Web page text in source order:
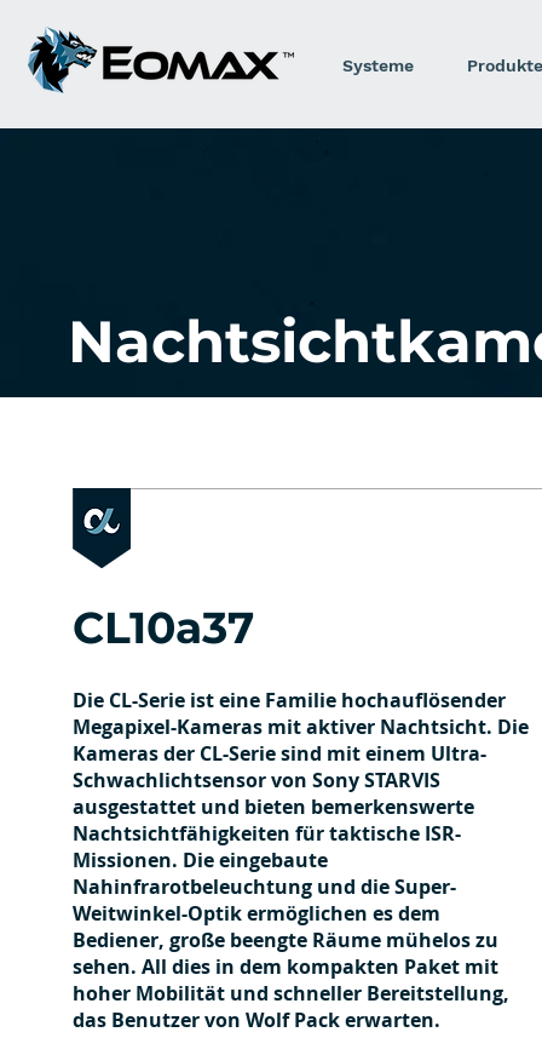
Systeme Produkte
CL10a37
Die CL-Serie ist eine Familie hochauflösender
Megapixel-Kameras mit aktiver Nachtsicht. Die
Kameras der CL-Serie sind mit einem Ultra-
Schwachlichtsensor von Sony STARVIS
ausgestattet und bieten bemerkenswerte
Nachtsichtfähigkeiten für taktische ISR-
Missionen. Die eingebaute
Nahinfrarotbeleuchtung und die Super-
Weitwinkel-Optik ermöglichen es dem
Bediener, große beengte Räume mühelos zu
sehen. All dies in dem kompakten Paket mit
hoher Mobilität und schneller Bereitstellung,
das Benutzer von Wolf Pack erwarten.